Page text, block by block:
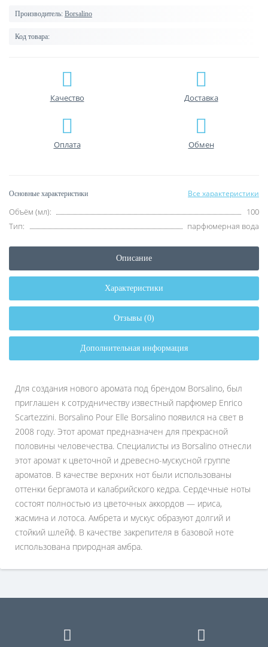
Производитель: Borsalino
Код товара:
Качество Доставка
Оплата Обмен
Основные характеристики Все характеристики
Объём (мл):
100
Тип:
парфюмерная вода
Описание
Характеристики
Отзывы (0)
Дополнительная информация
Для создания нового аромата под брендом Borsalino, был
приглашен к сотрудничеству известный парфюмер Enrico
Scartezzini. Borsalino Pour Elle Borsalino появился на свет в
2008 году. Этот аромат предназначен для прекрасной
половины человечества. Специалисты из Borsalino отнесли
этот аромат к цветочной и древесно-мускусной группе
ароматов. В качестве верхних нот были использованы
оттенки бергамота и калабрийского кедра. Сердечные ноты
состоят полностью из цветочных аккордов — ириса,
жасмина и лотоса. Амбрета и мускус образуют долгий и
стойкий шлейф. В качестве закрепителя в базовой ноте
использована природная амбра.